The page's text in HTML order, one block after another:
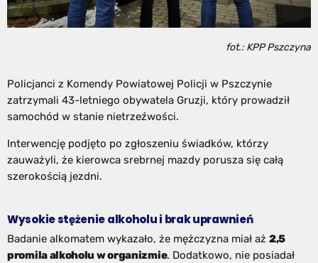
fot.: KPP Pszczyna
Policjanci z Komendy Powiatowej Policji w Pszczynie
zatrzymali 43-letniego obywatela Gruzji, który prowadził
samochód w stanie nietrzeźwości.
Interwencję podjęto po zgłoszeniu świadków, którzy
zauważyli, że kierowca srebrnej mazdy porusza się całą
szerokością jezdni.
Wysokie stężenie alkoholu i brak uprawnień
Badanie alkomatem wykazało, że mężczyzna miał aż 2,5
promila alkoholu w organizmie. Dodatkowo, nie posiadał